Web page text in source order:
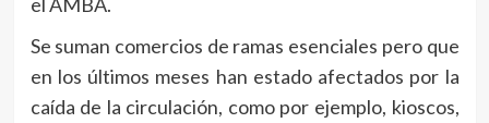
Se suman comercios de ramas esenciales pero que
en los últimos meses han estado afectados por la
caída de la circulación, como por ejemplo, kioscos,